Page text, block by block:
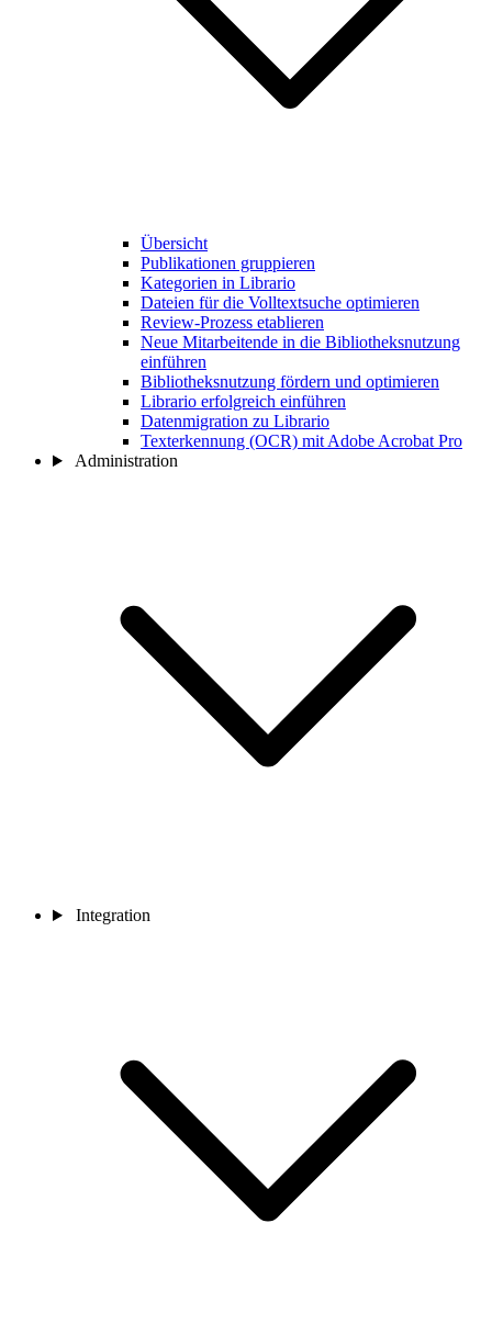
Übersicht
Publikationen gruppieren
Kategorien in Librario
Dateien für die Volltextsuche optimieren
Review-Prozess etablieren
Neue Mitarbeitende in die Bibliotheksnutzung
einführen
Bibliotheksnutzung fördern und optimieren
Librario erfolgreich einführen
Datenmigration zu Librario
Texterkennung (OCR) mit Adobe Acrobat Pro
Administration
Integration